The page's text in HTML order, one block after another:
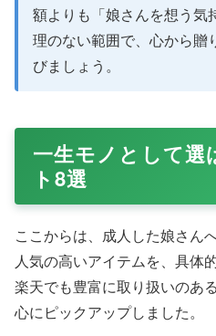
額よりも「娘さんを想う気
理のない範囲で、心から贈
びましょう。
一生モノとして選
ト8選
ここからは、成人した娘さん
人気の高いアイテムを、具体
楽天でも豊富に取り扱いのあ
心にピックアップしました。